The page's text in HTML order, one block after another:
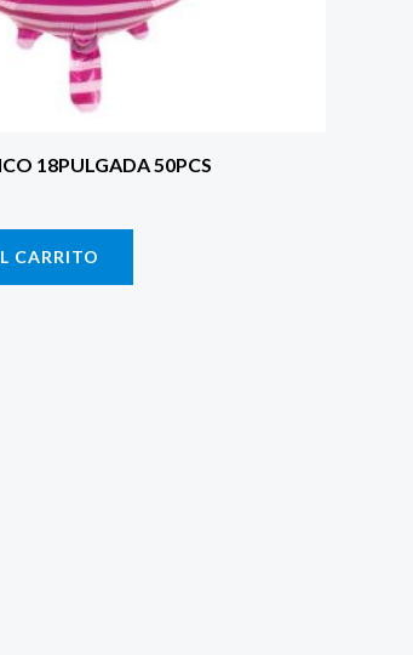
18PULGADA 50PCS
CARRITO